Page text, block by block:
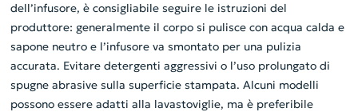
dell’infusore, è consigliabile seguire le istruzioni del
produttore: generalmente il corpo si pulisce con acqua calda e
sapone neutro e l’infusore va smontato per una pulizia
accurata. Evitare detergenti aggressivi o l’uso prolungato di
spugne abrasive sulla superficie stampata. Alcuni modelli
possono essere adatti alla lavastoviglie, ma è preferibile